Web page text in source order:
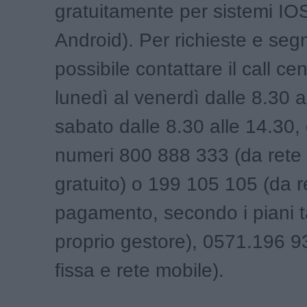
gratuitamente per sistemi
Android). Per richieste e
possibile contattare il call
lunedì al venerdì dalle 8.30
sabato dalle 8.30 alle 14.30,
numeri 800 888 333 (da rete
gratuito) o 199 105 105 (da
pagamento, secondo i piani
proprio gestore), 0571.196
fissa e rete mobile).